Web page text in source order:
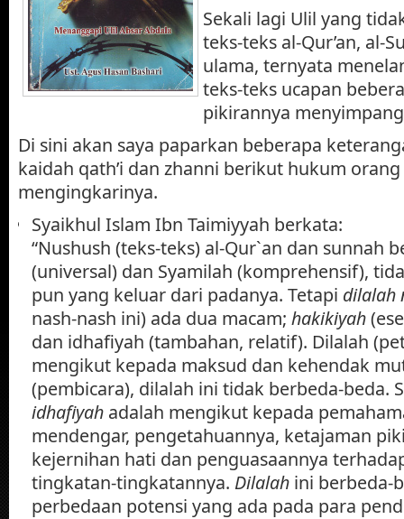
Sekali lagi Ulil yang
teks-teks al-Qur’an, al-
ulama, ternyata
teks-teks ucapan
pikirannya
Di sini akan saya paparkan beberapa
kaidah qath’i dan zhanni berikut hukum
mengingkarinya.
Syaikhul Islam Ibn Taimiyyah berkata:
“Nushush (teks-teks) al-Qur`an dan sunnah
(universal) dan Syamilah (komprehensif),
pun yang keluar dari padanya. Tetapi dilalah
nash-nash ini) ada dua macam; hakikiyah
dan idhafiyah (tambahan, relatif). Dilalah
mengikut kepada maksud dan kehendak
(pembicara), dilalah ini tidak berbeda-beda.
idhafiyah adalah mengikut kepada
mendengar, pengetahuannya, ketajaman
kejernihan hati dan penguasaannya
tingkatan-tingkatannya. Dilalah ini berbeda-
perbedaan potensi yang ada pada para